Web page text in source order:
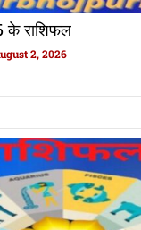
के राशिफल
2, 2026